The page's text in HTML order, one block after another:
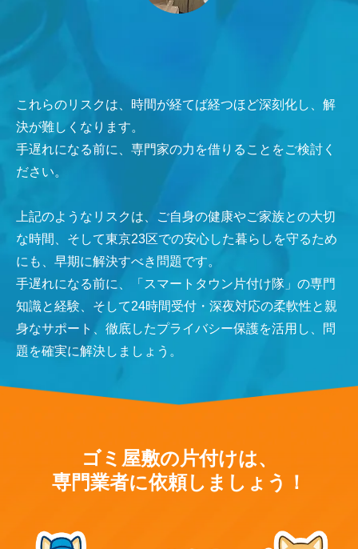
これらのリスクは、時間が経てば経つほど深刻化し、解
決が難しくなります。
手遅れになる前に、専門家の力を借りることをご検討く
ださい。
上記のようなリスクは、ご自身の健康やご家族との大切
な時間、そして東京23区での安心した暮らしを守るため
にも、早期に解決すべき問題です。
手遅れになる前に、「スマートタウン片付け隊」の専門
知識と経験、そして24時間受付・深夜対応の柔軟性と親
身なサポート、徹底したプライバシー保護を活用し、問
題を確実に解決しましょう。
ゴミ屋敷の片付けは、
専門業者に依頼しましょう！